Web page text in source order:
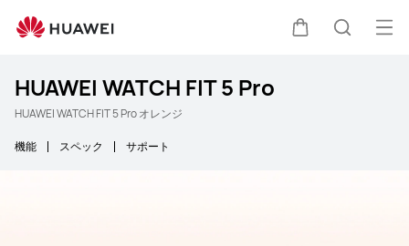
オ
HUAWEI WATCH FIT 5 Pro
HUAWEI WATCH FIT 5 Pro オレンジ
機能 スペック サポート